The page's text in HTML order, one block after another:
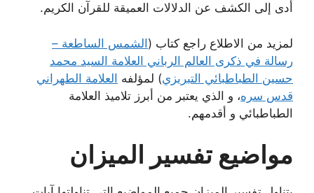
أدى إلى الكشف عن الدلالات العميقة للقرآن الكريم.
لمزيد من الاطلاع راجع كتاب (الشمس الساطعة –
رسالة في ذكرى العالم الرباني العلامة السيد محمد
حسين الطباطبائي التبريزي‏) لمؤلفه العلامة الطهراني
قدس سره، و الذي يعتبر من أبرز تلاميذ العلامة
الطباطبائي و أقدمهم.
مواضيع تفسير الميزان